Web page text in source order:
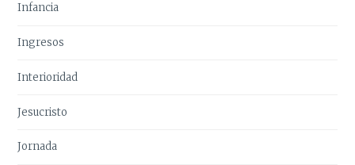
Infancia
Ingresos
Interioridad
Jesucristo
Jornada